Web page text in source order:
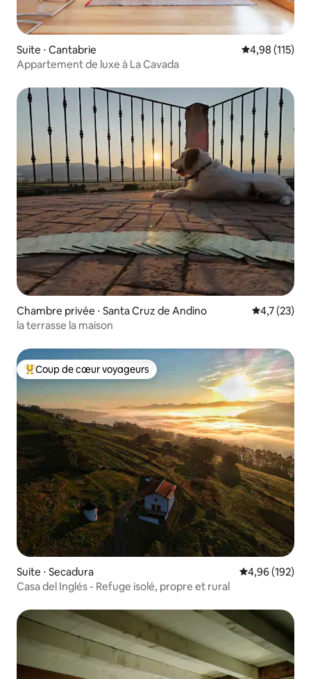
Suite ⋅ Cantabrie Évaluation
4,98 (115)
Appartement de luxe à La Cavada
Chambre privée ⋅ Santa Cruz de Andino Évaluation
4,7 (23)
la terrasse la maison
Coups de cœur voyageurs les plus appréciés
Coup de cœur voyageurs
Suite ⋅ Secadura Évaluation
4,96 (192)
Casa del Inglés - Refuge isolé, propre et rural